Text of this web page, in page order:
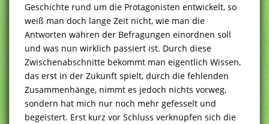
Geschichte rund um die Protagonisten entwickelt, so
weiß man doch lange Zeit nicht, wie man die
Antworten währen der Befragungen einordnen soll
und was nun wirklich passiert ist. Durch diese
Zwischenabschnitte bekommt man eigentlich Wissen,
das erst in der Zukunft spielt, durch die fehlenden
Zusammenhänge, nimmt es jedoch nichts vorweg,
sondern hat mich nur noch mehr gefesselt und
begeistert. Erst kurz vor Schluss verknüpfen sich die